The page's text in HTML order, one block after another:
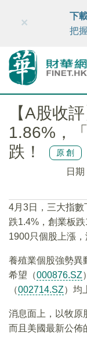
財華智庫網
×
下
把
【A股收
1.86%，
跌！
原創
日期
4月3日，三大指
跌1.4%，創業板
1900只個股上漲
養殖業個股強勢異
希望（000876.SZ
（002714.SZ）均
消息面上，以牧原
而且美國最新公佈